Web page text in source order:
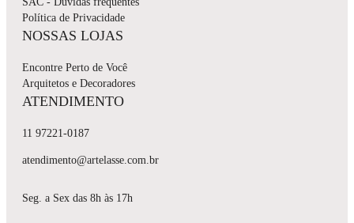
Política de Privacidade
NOSSAS LOJAS
Encontre Perto de Você
Arquitetos e Decoradores
ATENDIMENTO
11 97221-0187
atendimento@artelasse.com.br
Seg. a Sex das 8h às 17h